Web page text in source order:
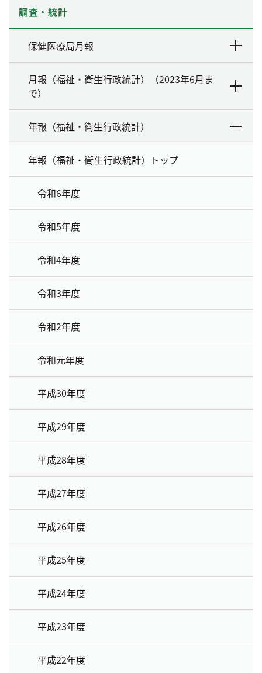
調査・統計
保健医療局月報
月報（福祉・衛生行政統計）（2023年6月ま
で）
年報（福祉・衛生行政統計）
年報（福祉・衛生行政統計）トップ
令和6年度
令和5年度
令和4年度
令和3年度
令和2年度
令和元年度
平成30年度
平成29年度
平成28年度
平成27年度
平成26年度
平成25年度
平成24年度
平成23年度
平成22年度